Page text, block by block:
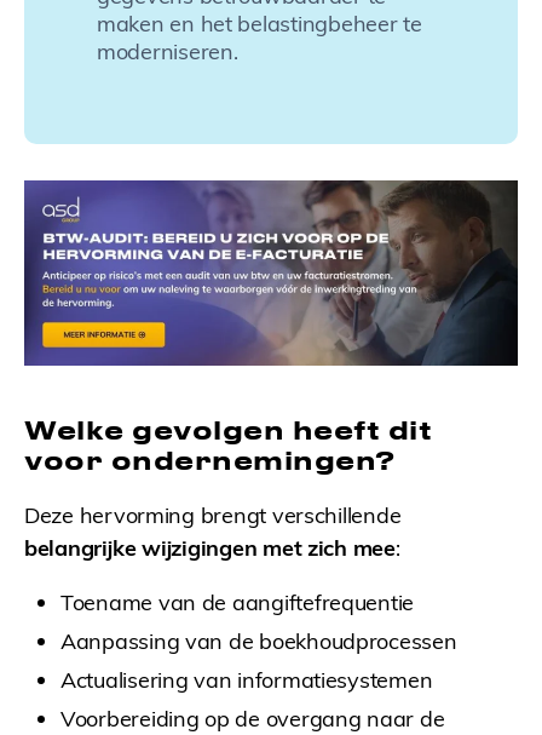
maken en het belastingbeheer te
moderniseren.
Welke gevolgen heeft dit
voor ondernemingen?
Deze hervorming brengt verschillende
belangrijke wijzigingen met zich mee:
Toename van de aangiftefrequentie
Aanpassing van de boekhoudprocessen
Actualisering van informatiesystemen
Voorbereiding op de overgang naar de